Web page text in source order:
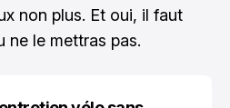
non plus. Et oui, il faut
ne le mettras pas.